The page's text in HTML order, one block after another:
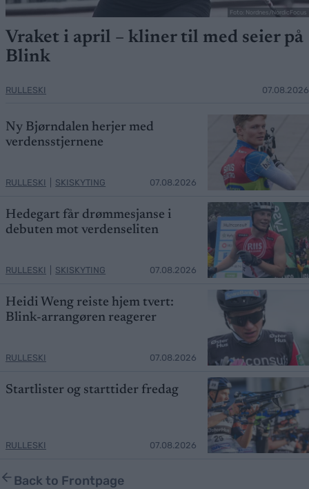
Foto: Nordnes/NordicFocus
Vraket i april – kliner til med seier på
Blink
RULLESKI 07.08.2026
Ny Bjørndalen herjer med
verdensstjernene
RULLESKI SKISKYTING 07.08.2026
Hedegart får drømmesjanse i
debuten mot verdenseliten
RULLESKI SKISKYTING 07.08.2026
Heidi Weng reiste hjem tvert:
Blink-arrangøren reagerer
RULLESKI 07.08.2026
Startlister og starttider fredag
RULLESKI 07.08.2026
Back to Frontpage